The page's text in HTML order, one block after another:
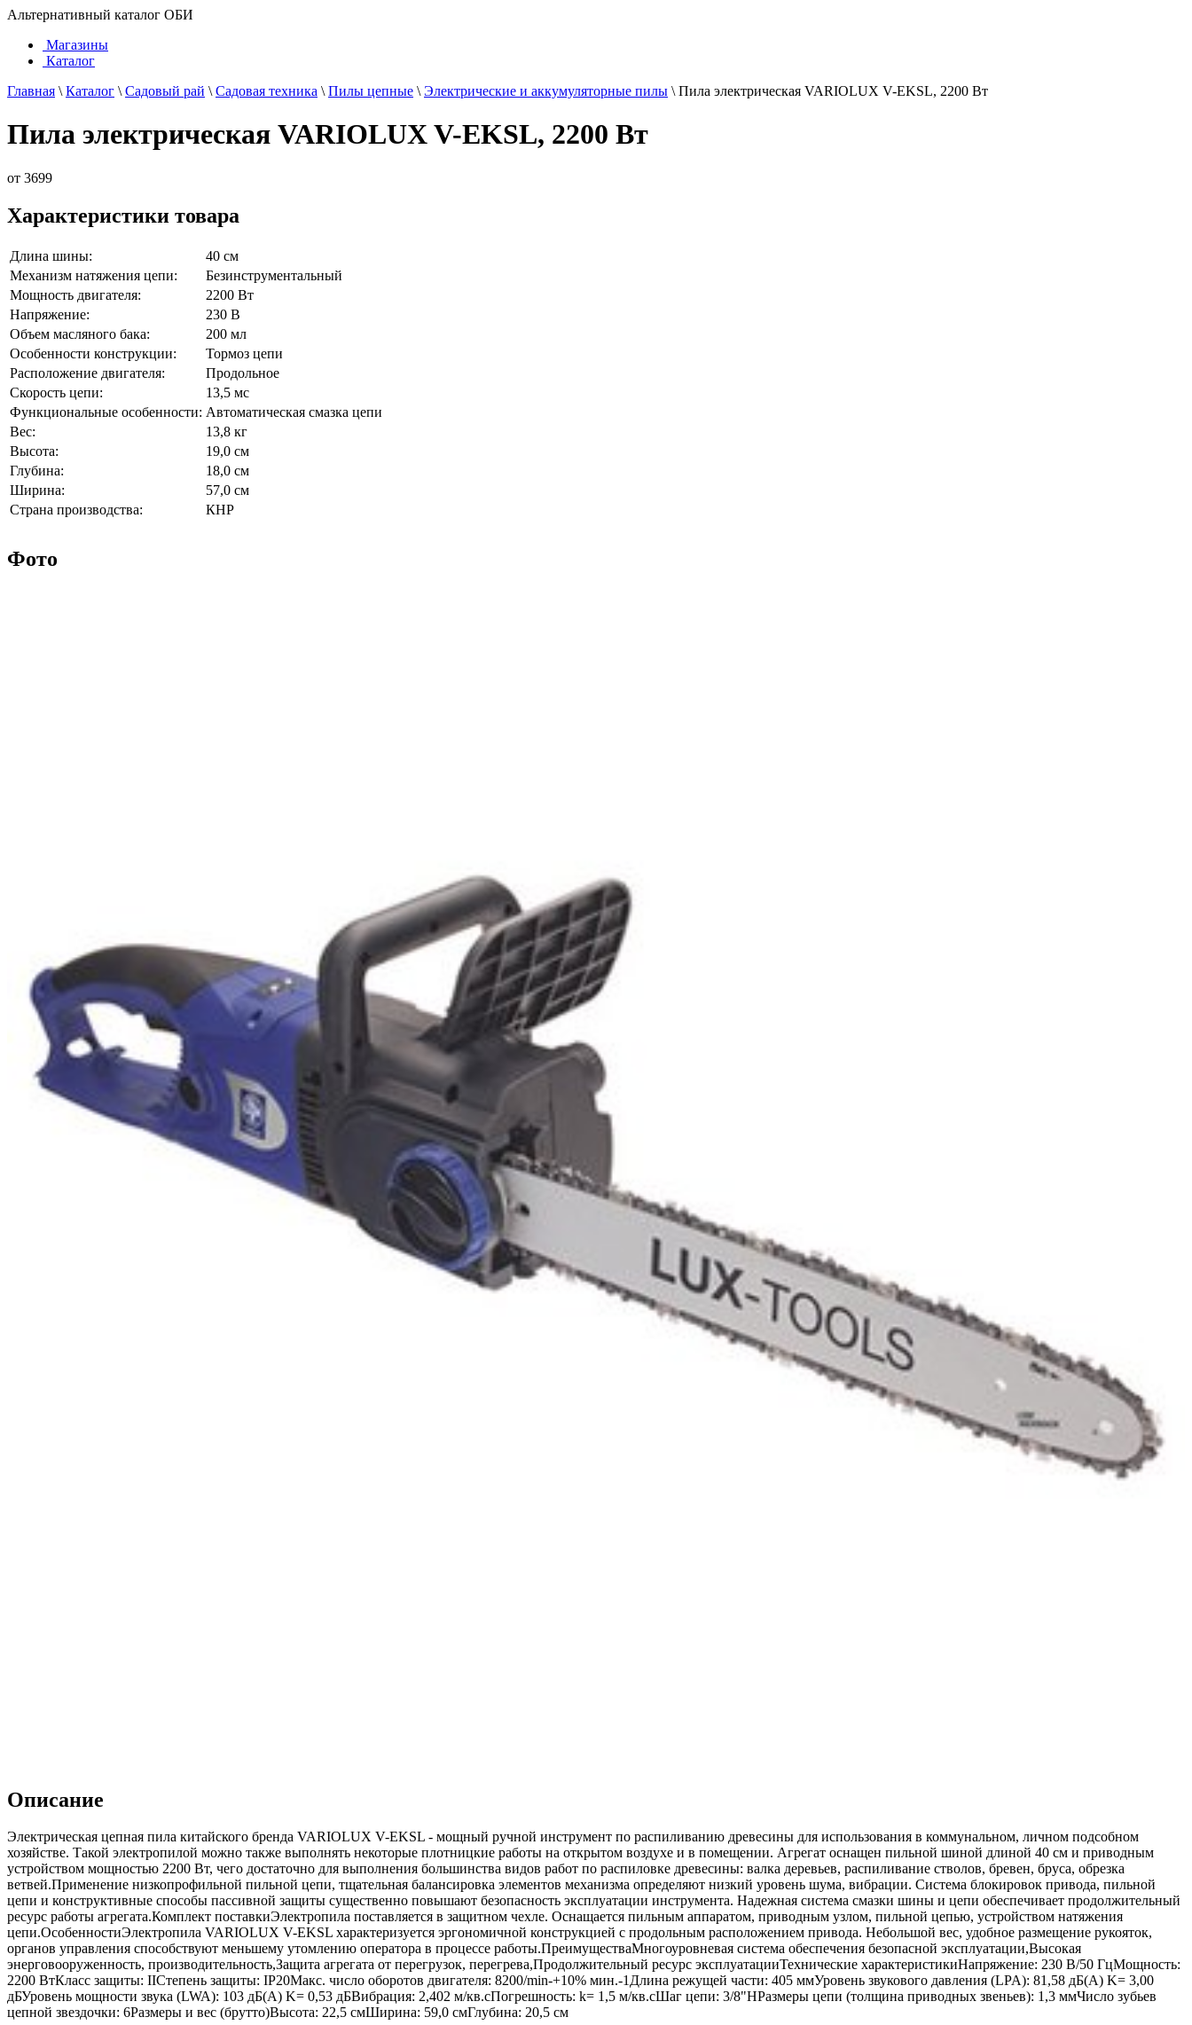
Альтернативный каталог ОБИ
Магазины
Каталог
Главная \ Каталог \ Садовый рай \ Садовая техника \ Пилы цепные \ Электрические и аккумуляторные пилы \ Пила электрическая VARIOLUX V-EKSL, 2200 Вт
Пила электрическая VARIOLUX V-EKSL, 2200 Вт
от 3699
Характеристики товара
Длина шины:
40 см
Механизм натяжения цепи:
Безинструментальный
Мощность двигателя:
2200 Вт
Напряжение:
230 В
Объем масляного бака:
200 мл
Особенности конструкции:
Тормоз цепи
Расположение двигателя:
Продольное
Скорость цепи:
13,5 мс
Функциональные особенности: Автоматическая смазка цепи
Вес:
13,8 кг
Высота:
19,0 см
Глубина:
18,0 см
Ширина:
57,0 см
Страна производства:
КНР
Фото
Описание
Электрическая цепная пила китайского бренда VARIOLUX V-EKSL - мощный ручной инструмент по распиливанию древесины для использования в коммунальном, личном подсобном
хозяйстве. Такой электропилой можно также выполнять некоторые плотницкие работы на открытом воздухе и в помещении. Агрегат оснащен пильной шиной длиной 40 см и приводным
устройством мощностью 2200 Вт, чего достаточно для выполнения большинства видов работ по распиловке древесины: валка деревьев, распиливание стволов, бревен, бруса, обрезка
ветвей.Применение низкопрофильной пильной цепи, тщательная балансировка элементов механизма определяют низкий уровень шума, вибрации. Система блокировок привода, пильной
цепи и конструктивные способы пассивной защиты существенно повышают безопасность эксплуатации инструмента. Надежная система смазки шины и цепи обеспечивает продолжительный
ресурс работы агрегата.Комплект поставкиЭлектропила поставляется в защитном чехле. Оснащается пильным аппаратом, приводным узлом, пильной цепью, устройством натяжения
цепи.ОсобенностиЭлектропила VARIOLUX V-EKSL характеризуется эргономичной конструкцией с продольным расположением привода. Небольшой вес, удобное размещение рукояток,
органов управления способствуют меньшему утомлению оператора в процессе работы.ПреимуществаМногоуровневая система обеспечения безопасной эксплуатации,Высокая
энерговооруженность, производительность,Защита агрегата от перегрузок, перегрева,Продолжительный ресурс эксплуатацииТехнические характеристикиНапряжение: 230 В/50 ГцМощность:
2200 ВтКласс защиты: IIСтепень защиты: IP20Макс. число оборотов двигателя: 8200/min-+10% мин.-1Длина режущей части: 405 ммУровень звукового давления (LPA): 81,58 дБ(A) K= 3,00
дБУровень мощности звука (LWA): 103 дБ(A) K= 0,53 дБВибрация: 2,402 м/кв.сПогрешность: k= 1,5 м/кв.сШаг цепи: 3/8"HРазмеры цепи (толщина приводных звеньев): 1,3 ммЧисло зубьев
цепной звездочки: 6Размеры и вес (брутто)Высота: 22,5 смШирина: 59,0 смГлубина: 20,5 см